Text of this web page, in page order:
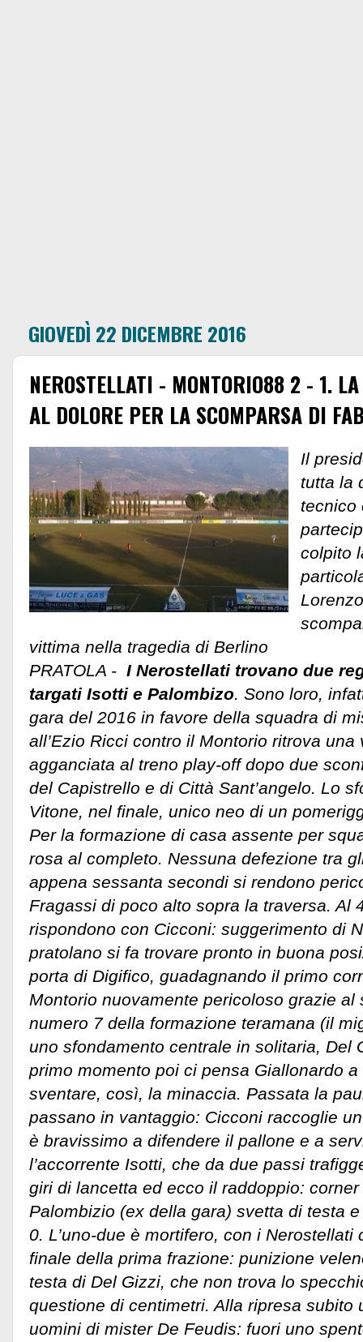
GIOVEDÌ 22 DICEMBRE 2016
NEROSTELLATI - MONTORIO88 2 - 1.
AL DOLORE PER LA SCOMPARSA DI
Il
tutta la
tecnico
colpito
vittima nella tragedia di Berlino
PRATOLA - I Nerostellati trovano due
targati Isotti e Palombizo . Sono loro,
gara del 2016 in favore della squadra di
all’Ezio Ricci contro il Montorio ritrova
agganciata al treno play-off dopo due
del Capistrello e di Città Sant’angelo. Lo
Vitone, nel finale, unico neo di un
Per la formazione di casa assente per
rosa al completo. Nessuna defezione tra
appena sessanta secondi si rendono
Fragassi di poco alto sopra la traversa. Al
rispondono con Cicconi: suggerimento di
pratolano si fa trovare pronto in buona
porta di Digifico, guadagnando il primo
Montorio nuovamente pericoloso grazie al
numero 7 della formazione teramana (il
uno sfondamento centrale in solitaria, Del
primo momento poi ci pensa Giallonardo
sventare, così, la minaccia. Passata la
passano in vantaggio: Cicconi raccoglie
è bravissimo a difendere il pallone e a
l’accorrente Isotti, che da due passi
giri di lancetta ed ecco il raddoppio:
Palombizio (ex della gara) svetta di testa
0. L’uno-due è mortifero, con i
finale della prima frazione: punizione
testa di Del Gizzi, che non trova lo
questione di centimetri. Alla ripresa subito
uomini di mister De Feudis: fuori uno